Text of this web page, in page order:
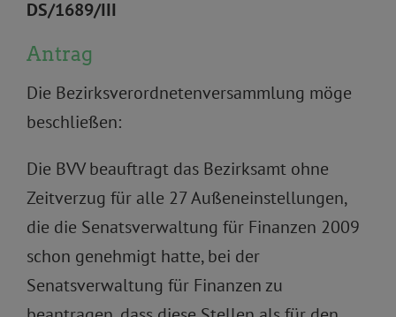
DS/1689/III
Antrag
Die Bezirksverordnetenversammlung möge
beschließen:
Die BVV beauftragt das Bezirksamt ohne
Zeitverzug für alle 27 Außeneinstellungen,
die die Senatsverwaltung für Finanzen 2009
schon genehmigt hatte, bei der
Senatsverwaltung für Finanzen zu